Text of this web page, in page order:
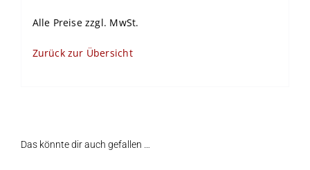
Alle Preise zzgl. MwSt.
Zurück zur Übersicht
Das könnte dir auch gefallen …